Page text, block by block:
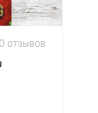
0 отзывов